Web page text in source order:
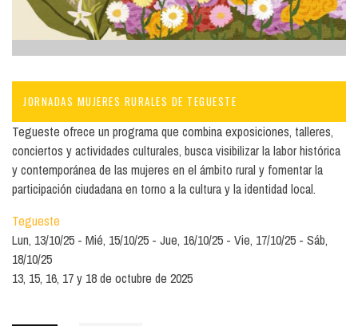
JORNADAS MUJERES RURALES DE TEGUESTE
Tegueste ofrece un programa que combina exposiciones, talleres,
conciertos y actividades culturales, busca visibilizar la labor histórica
y contemporánea de las mujeres en el ámbito rural y fomentar la
participación ciudadana en torno a la cultura y la identidad local.
Tegueste
Lun, 13/10/25
Mié, 15/10/25 Jue, 16/10/25 Vie, 17/10/25
Sáb,
18/10/25
13, 15, 16, 17 y 18 de octubre de 2025